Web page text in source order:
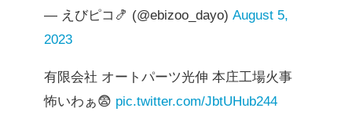
— えびピコ🍤 (@ebizoo_dayo) August 5,
2023
有限会社 オートパーツ光伸 本庄工場火事
怖いわぁ😨 pic.twitter.com/JbtUHub244